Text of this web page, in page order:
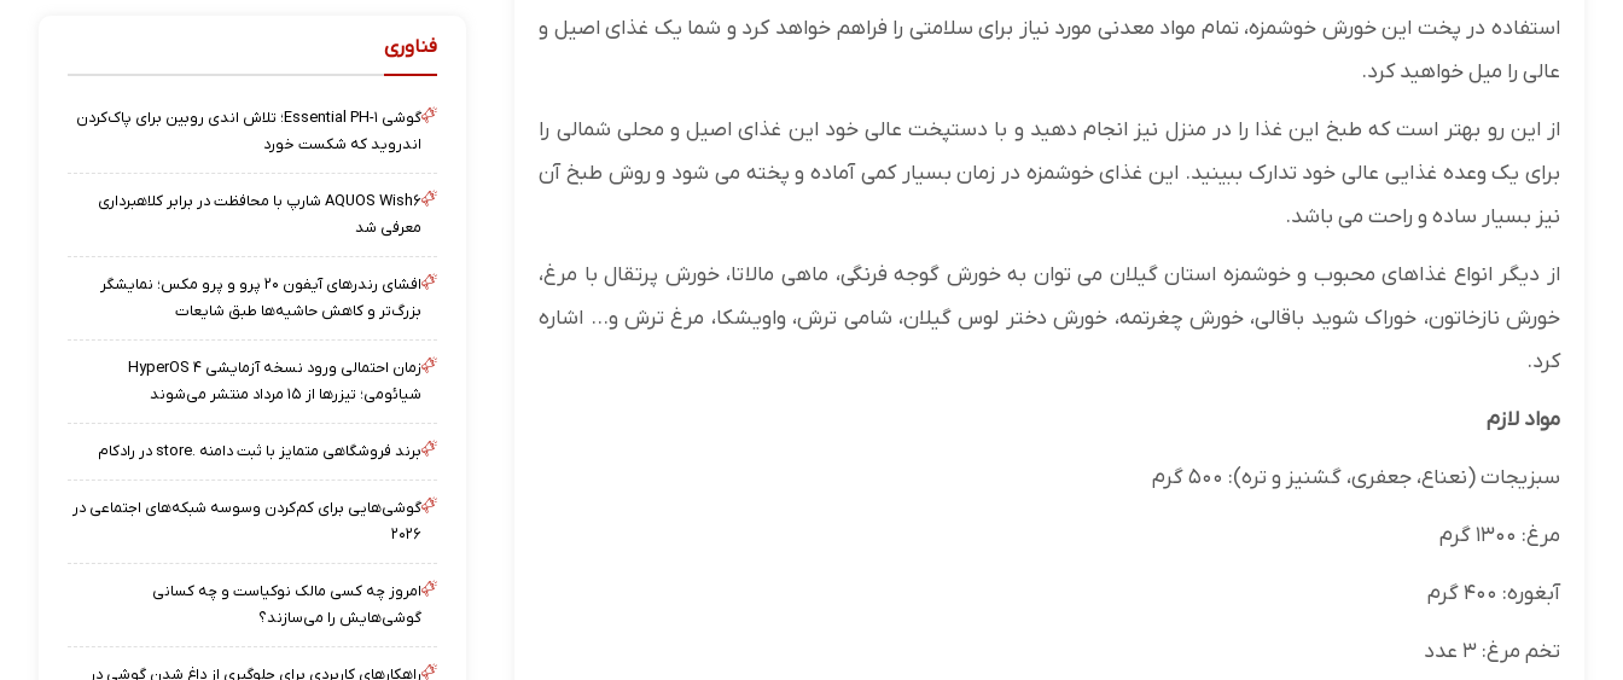
استفاده در پخت این خورش خوشمزه، تمام مواد معدنی مورد نیاز برای سلامتی را فراهم خواهد کرد و شما یک غذای اصیل و
عالی را میل خواهید کرد.
از این رو بهتر است که طبخ این غذا را در منزل نیز انجام دهید و با دستپخت عالی خود این غذای اصیل و محلی شمالی را
برای یک وعده غذایی عالی خود تدارک ببینید. این غذای خوشمزه در زمان بسیار کمی آماده و پخته می ‌شود و روش طبخ آن
نیز بسیار ساده و راحت می باشد.
از دیگر انواع غذاهای محبوب و خوشمزه استان گیلان می توان به خورش گوجه فرنگی، ماهی مالاتا، خورش پرتقال با مرغ،
خورش نازخاتون، خوراک شوید باقالی، خورش چغرتمه، خورش دختر لوس گیلان، شامی ترش، واویشکا، مرغ ترش و… اشاره
کرد.
مواد لازم
سبزیجات (نعناع، جعفری، گشنیز و تره): ۵۰۰ گرم
مرغ: ۱۳۰۰ گرم
آبغوره: ۴۰۰ گرم
تخم مرغ: ۳ عدد
فناوری
گوشی Essential PH-۱؛ تلاش اندی روبین برای پاک‌کردن
اندروید که شکست خورد
AQUOS Wish۶ شارپ با محافظت در برابر کلاهبرداری
معرفی شد
افشای رندرهای آیفون ۲۰ پرو و پرو مکس؛ نمایشگر
بزرگ‌تر و کاهش حاشیه‌ها طبق شایعات
زمان احتمالی ورود نسخه آزمایشی HyperOS ۴
شیائومی؛ تیزرها از ۱۵ مرداد منتشر می‌شوند
برند فروشگاهی متمایز با ثبت دامنه .store در رادکام
گوشی‌هایی برای کم‌کردن وسوسه شبکه‌های اجتماعی در
۲۰۲۶
امروز چه کسی مالک نوکیاست و چه کسانی
گوشی‌هایش را می‌سازند؟
راهکارهای کاربردی برای جلوگیری از داغ شدن گوشی در